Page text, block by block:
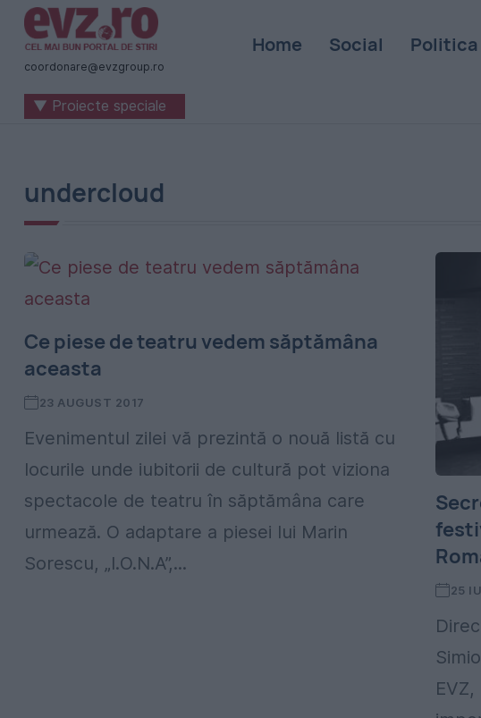
Știri
naționale
internaționale
România
-
Zilei
coordonare@evzgroup.ro
Home Social Politica
▼ Proiecte speciale
undercloud
Ce piese de teatru vedem săptămâna
aceasta
23 AUGUST 2017
Evenimentul zilei vă prezintă o nouă listă cu
locurile unde iubitorii de cultură pot viziona
spectacole de teatru în săptămâna care
urmează. O adaptare a piesei lui Marin
Sorescu, „I.O.N.A”,...
25